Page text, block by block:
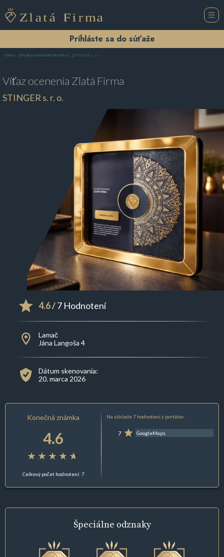
Prihláste sa do súťaže
Domov Predajca automobilov Bratislava STINGER s. r. o.
Víťaz ocenenia Zlatá Firma
STINGER s. r. o.
4.6/ 7 Hodnotení
Lamač
Jána Langoša 4
Dátum skenovania:
20. marca 2026
Konečná známka
4.6
Celkový počet hodnotení: 7
Na základe 7 hodnotení z portálov:
7 GoogleMaps
Špeciálne odznaky